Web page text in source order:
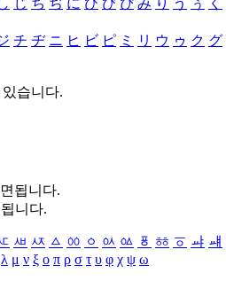
じ ち ぢ に ひ び ぴ み り う ぅ く
チ ヂ ニ ヒ ビ ピ ミ リ ウ ゥ ク グ
습니다.
됩니다.
니다.
ㅽ ㅾ ㅿ ㆀ ㆁ ㆂ ㆃ ㆄ ㆅ ㆆ ㆇ ㆈ
λ μ ν ξ ο π ρ σ τ υ φ χ ψ ω